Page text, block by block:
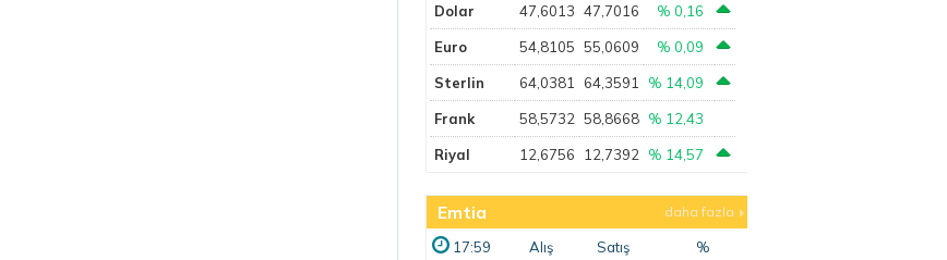
Dolar 47,6013 47,7016 % 0,16
Euro 54,8105 55,0609 % 0,09
Sterlin 64,0381 64,3591 % 14,09
Frank 58,5732 58,8668 % 12,43
Riyal 12,6756 12,7392 % 14,57
Emtia daha fazla
17:59 Alış Satış %